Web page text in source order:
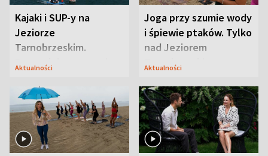
Kajaki i SUP-y na
Jeziorze
Tarnobrzeskim.
Przyrodnicy zwracają
Aktualności
Joga przy szumie wody
i śpiewie ptaków. Tylko
nad Jeziorem
Tarnobrzeskim
Aktualności